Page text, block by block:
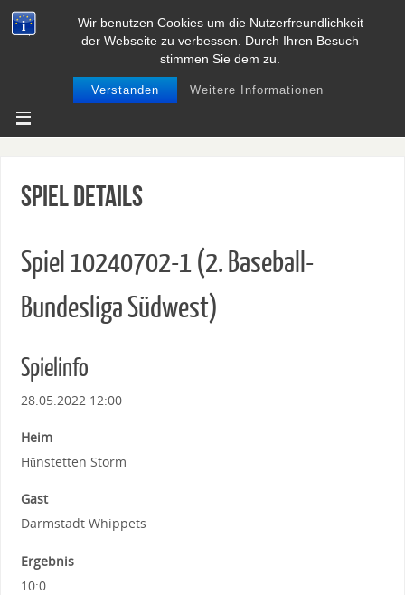
Wir benutzen Cookies um die Nutzerfreundlichkeit
der Webseite zu verbessen. Durch Ihren Besuch
stimmen Sie dem zu.
Verstanden Weitere Informationen
BASEBALL UND SOFTBALL IN
NIEDERSACHSEN
Spiel Details
Spiel 10240702-1 (2. Baseball-
Bundesliga Südwest)
Spielinfo
28.05.2022 12:00
Heim
Hünstetten Storm
Gast
Darmstadt Whippets
Ergebnis
10:0